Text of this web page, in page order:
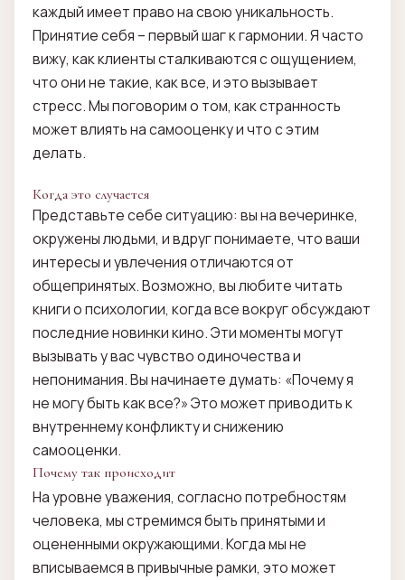
каждый имеет право на свою уникальность.
Принятие себя – первый шаг к гармонии. Я часто
вижу, как клиенты сталкиваются с ощущением,
что они не такие, как все, и это вызывает
стресс. Мы поговорим о том, как странность
может влиять на самооценку и что с этим
делать.
Когда это случается
Представьте себе ситуацию: вы на вечеринке,
окружены людьми, и вдруг понимаете, что ваши
интересы и увлечения отличаются от
общепринятых. Возможно, вы любите читать
книги о психологии, когда все вокруг обсуждают
последние новинки кино. Эти моменты могут
вызывать у вас чувство одиночества и
непонимания. Вы начинаете думать: «Почему я
не могу быть как все?» Это может приводить к
внутреннему конфликту и снижению
самооценки.
Почему так происходит
На уровне уважения, согласно потребностям
человека, мы стремимся быть принятыми и
оцененными окружающими. Когда мы не
вписываемся в привычные рамки, это может